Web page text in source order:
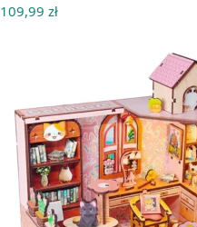
109,99 zł